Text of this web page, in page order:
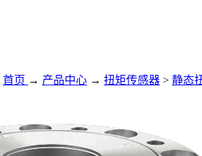
首页 → 产品中心 → 扭矩传感器 > 静态